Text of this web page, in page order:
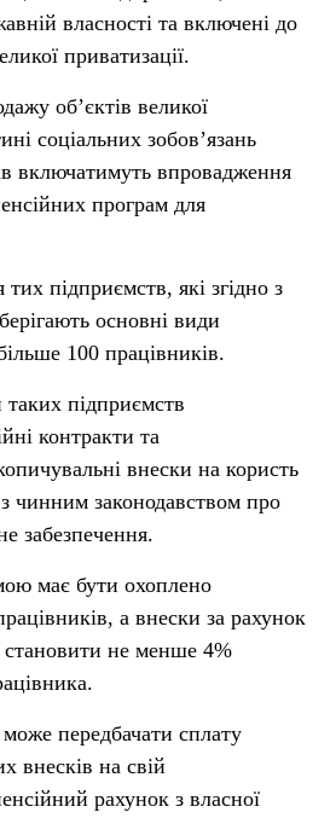
власності та включені до
приватизації.
об’єктів великої
соціальних зобов’язань
включатимуть впровадження
програм для
підприємств, які згідно з
основні види
100 працівників.
підприємств
контракти та
внески на користь
з чинним законодавством про
забезпечення.
має бути охоплено
а внески за рахунок
не менше 4%
передбачати сплату
внесків на свій
рахунок з власної